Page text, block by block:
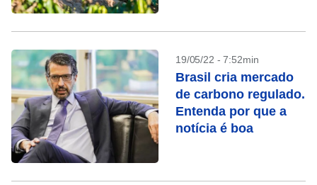
19/05/22 - 7:52min
Brasil cria mercado
de carbono regulado.
Entenda por que a
notícia é boa